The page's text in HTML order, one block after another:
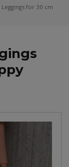
for 30 cm